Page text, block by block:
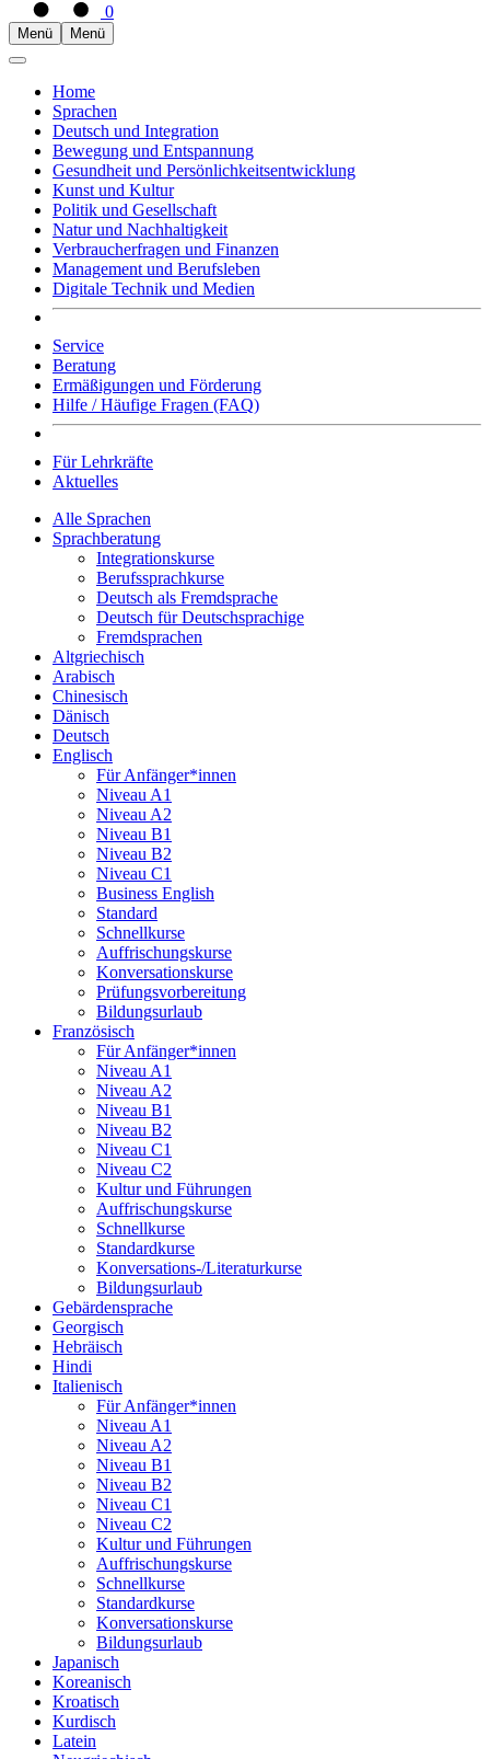
0
Menü Menü
Home
Sprachen
Deutsch und Integration
Bewegung und Entspannung
Gesundheit und Persönlichkeitsentwicklung
Kunst und Kultur
Politik und Gesellschaft
Natur und Nachhaltigkeit
Verbraucherfragen und Finanzen
Management und Berufsleben
Digitale Technik und Medien
Service
Beratung
Ermäßigungen und Förderung
Hilfe / Häufige Fragen (FAQ)
Für Lehrkräfte
Aktuelles
Alle Sprachen
Sprachberatung
Integrationskurse
Berufssprachkurse
Deutsch als Fremdsprache
Deutsch für Deutschsprachige
Fremdsprachen
Altgriechisch
Arabisch
Chinesisch
Dänisch
Deutsch
Englisch
Für Anfänger*innen
Niveau A1
Niveau A2
Niveau B1
Niveau B2
Niveau C1
Business English
Standard
Schnellkurse
Auffrischungskurse
Konversationskurse
Prüfungsvorbereitung
Bildungsurlaub
Französisch
Für Anfänger*innen
Niveau A1
Niveau A2
Niveau B1
Niveau B2
Niveau C1
Niveau C2
Kultur und Führungen
Auffrischungskurse
Schnellkurse
Standardkurse
Konversations-/Literaturkurse
Bildungsurlaub
Gebärdensprache
Georgisch
Hebräisch
Hindi
Italienisch
Für Anfänger*innen
Niveau A1
Niveau A2
Niveau B1
Niveau B2
Niveau C1
Niveau C2
Kultur und Führungen
Auffrischungskurse
Schnellkurse
Standardkurse
Konversationskurse
Bildungsurlaub
Japanisch
Koreanisch
Kroatisch
Kurdisch
Latein